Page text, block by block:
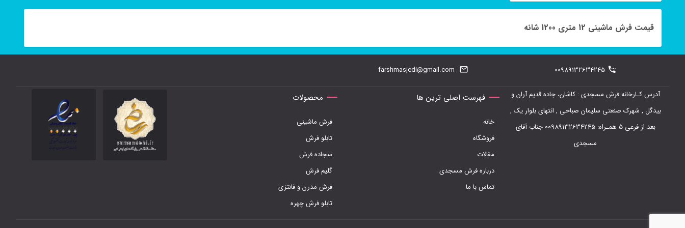
انتخاب
قیمت فرش ماشینی 12 متری 1200 شانه
00989132634245
farshmasjedi@gmail.com
آدرس کـارخانه فرش مسجدی : کاشان، جاده قدیم آران و
بیدگل , شهرک صنعتی سلیمان صباحی , انتهای بلوار یک ,
بعد از فرعی 5 همـراه: 00989132634245 جناب آقای
مسجدی
فهرست اصلی ترین ها
خانه
فروشگاه
مقالات
درباره فرش مسجدی
تماس با ما
محصولات
فرش ماشینی
تابلو فرش
سجاده فرش
گلیم فرش
فرش مدرن و فانتزی
تابلو فرش چهره